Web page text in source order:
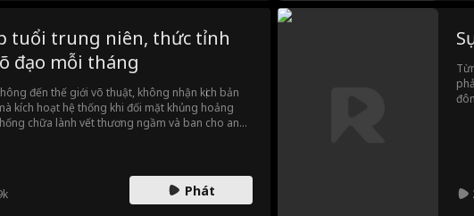
tuổi trung niên, thức tỉnh
đạo mỗi tháng
đến thế giới võ thuật, không nhận kịch bản
kích hoạt hệ thống khi đối mặt khủng hoảng
chữa lành vết thương ngầm và ban cho anh
Phát